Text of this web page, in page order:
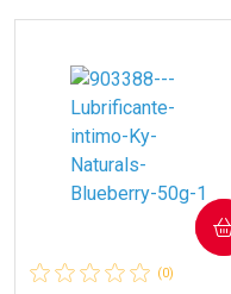
(0)
COMPRAR